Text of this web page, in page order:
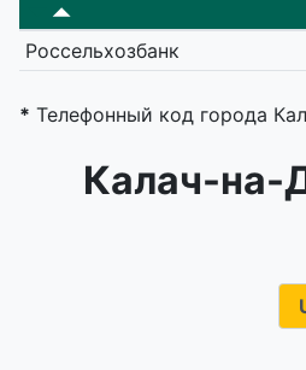
Россельхозбанк
* Телефонный код города
Калач-на-